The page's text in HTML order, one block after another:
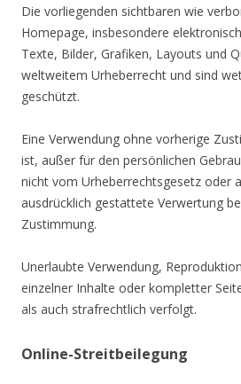
Die vorliegenden sichtbaren wie
Homepage, insbesondere
Texte, Bilder, Grafiken, Layouts und
weltweitem Urheberrecht und sind
geschützt.
Eine Verwendung ohne vorherige
ist, außer für den persönlichen
nicht vom Urheberrechtsgesetz oder
ausdrücklich gestattete Verwertung
Zustimmung.
Unerlaubte Verwendung,
einzelner Inhalte oder kompletter
als auch strafrechtlich verfolgt.
Online-Streitbeilegung